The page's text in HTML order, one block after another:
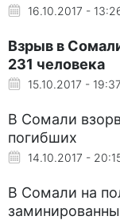
16.10.2017 -
Взрыв в
231 человека
15.10.2017 - 19:37
В Сомали
погибших
14.10.2017 -
В Сомали на